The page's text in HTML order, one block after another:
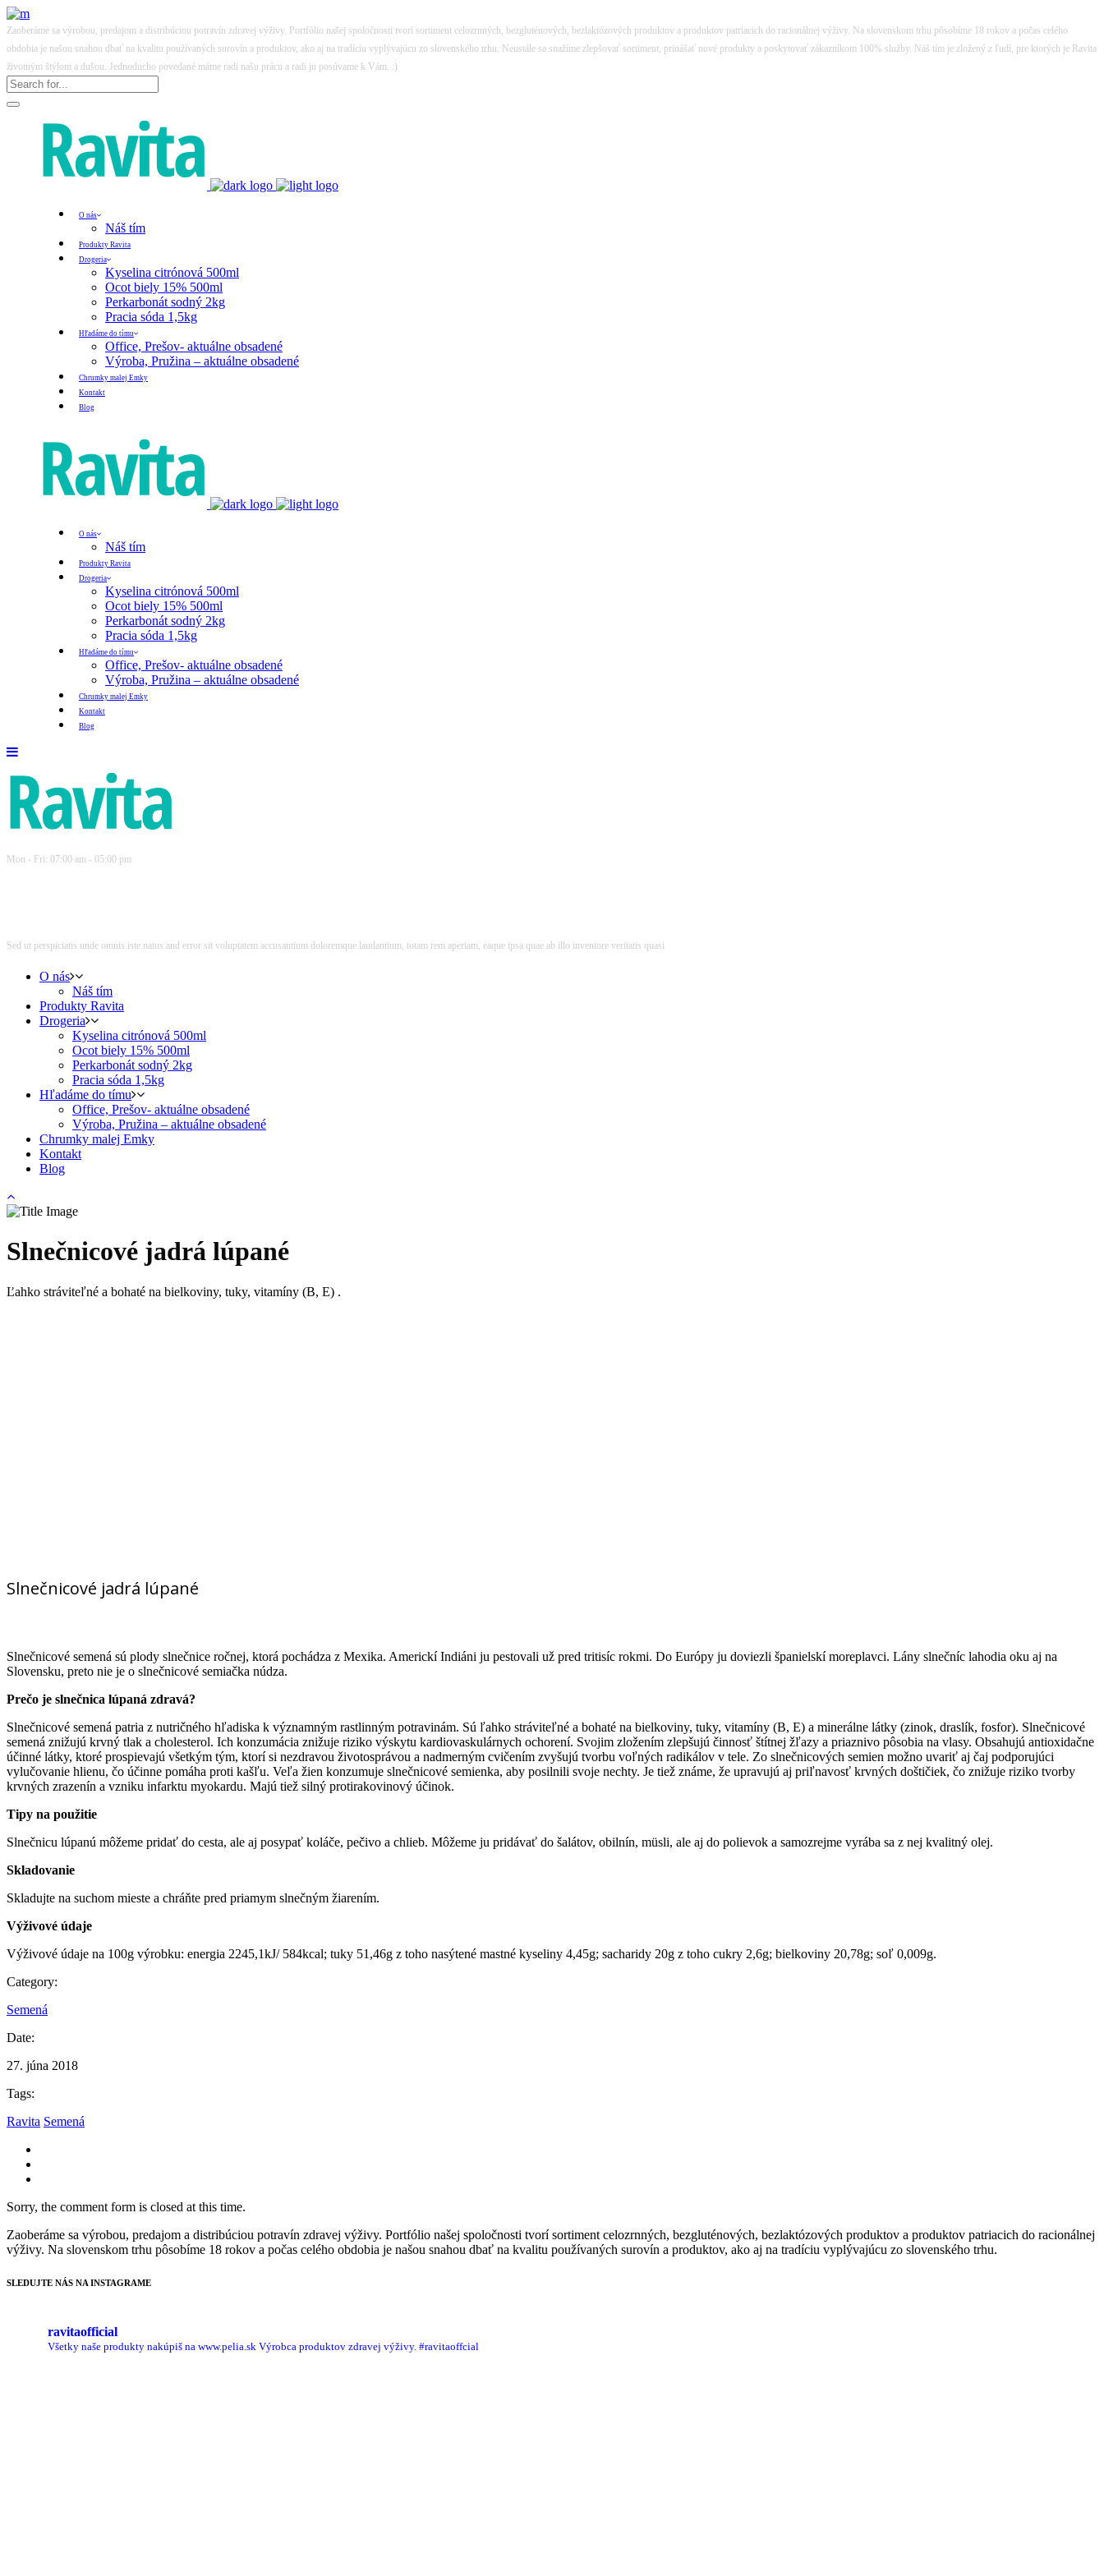
Zaoberáme sa výrobou, predajom a distribúciou potravín zdravej výživy. Portfólio našej spoločnosti tvorí sortiment celozrnných, bezgluténových, bezlaktózových produktov a produktov patriacich do racionálnej výživy. Na slovenskom trhu pôsobíme 18 rokov a počas celého
obdobia je našou snahou dbať na kvalitu používaných surovín a produktov, ako aj na tradíciu vyplývajúcu zo slovenského trhu. Neustále sa snažíme zlepšovať sortiment, prinášať nové produkty a poskytovať zákazníkom 100% služby. Náš tím je zložený z ľudí, pre ktorých je Ravita
životným štýlom a dušou. Jednoducho povedané máme radi našu prácu a radi ju posúvame k Vám. :)
O nás
Náš tím
Produkty Ravita
Drogeria
Kyselina citrónová 500ml
Ocot biely 15% 500ml
Perkarbonát sodný 2kg
Pracia sóda 1,5kg
Hľadáme do tímu
Office, Prešov- aktuálne obsadené
Výroba, Pružina – aktuálne obsadené
Chrumky malej Emky
Kontakt
Blog
O nás
Náš tím
Produkty Ravita
Drogeria
Kyselina citrónová 500ml
Ocot biely 15% 500ml
Perkarbonát sodný 2kg
Pracia sóda 1,5kg
Hľadáme do tímu
Office, Prešov- aktuálne obsadené
Výroba, Pružina – aktuálne obsadené
Chrumky malej Emky
Kontakt
Blog
Mon - Fri: 07:00 am - 05:00 pm
Sed ut perspiciatis unde omnis iste natus and error sit voluptatem accusantium doloremque laudantium, totam rem aperiam, eaque ipsa quae ab illo inventore veritatis quasi
O nás
Náš tím
Produkty Ravita
Drogeria
Kyselina citrónová 500ml
Ocot biely 15% 500ml
Perkarbonát sodný 2kg
Pracia sóda 1,5kg
Hľadáme do tímu
Office, Prešov- aktuálne obsadené
Výroba, Pružina – aktuálne obsadené
Chrumky malej Emky
Kontakt
Blog
Slnečnicové jadrá lúpané
Ľahko stráviteľné a bohaté na bielkoviny, tuky, vitamíny (B, E) .
Slnečnicové jadrá lúpané
Slnečnicové semená sú plody slnečnice ročnej, ktorá pochádza z Mexika. Americkí Indiáni ju pestovali už pred tritisíc rokmi. Do Európy ju doviezli španielskí moreplavci. Lány slnečníc lahodia oku aj na
Slovensku, preto nie je o slnečnicové semiačka núdza.
Prečo je slnečnica lúpaná zdravá?
Slnečnicové semená patria z nutričného hľadiska k významným rastlinným potravinám. Sú ľahko stráviteľné a bohaté na bielkoviny, tuky, vitamíny (B, E) a minerálne látky (zinok, draslík, fosfor). Slnečnicové
semená znižujú krvný tlak a cholesterol. Ich konzumácia znižuje riziko výskytu kardiovaskulárnych ochorení. Svojim zložením zlepšujú činnosť štítnej žľazy a priaznivo pôsobia na vlasy. Obsahujú antioxidačne
účinné látky, ktoré prospievajú všetkým tým, ktorí si nezdravou životosprávou a nadmerným cvičením zvyšujú tvorbu voľných radikálov v tele. Zo slnečnicových semien možno uvariť aj čaj podporujúci
vylučovanie hlienu, čo účinne pomáha proti kašľu. Veľa žien konzumuje slnečnicové semienka, aby posilnili svoje nechty. Je tiež známe, že upravujú aj priľnavosť krvných doštičiek, čo znižuje riziko tvorby
krvných zrazenín a vzniku infarktu myokardu. Majú tiež silný protirakovinový účinok.
Tipy na použitie
Slnečnicu lúpanú môžeme pridať do cesta, ale aj posypať koláče, pečivo a chlieb. Môžeme ju pridávať do šalátov, obilnín, müsli, ale aj do polievok a samozrejme vyrába sa z nej kvalitný olej.
Skladovanie
Skladujte na suchom mieste a chráňte pred priamym slnečným žiarením.
Výživové údaje
Výživové údaje na 100g výrobku: energia 2245,1kJ/ 584kcal; tuky 51,46g z toho nasýtené mastné kyseliny 4,45g; sacharidy 20g z toho cukry 2,6g; bielkoviny 20,78g; soľ 0,009g.
Category:
Semená
Date:
27. júna 2018
Tags:
Ravita Semená
Sorry, the comment form is closed at this time.
Zaoberáme sa výrobou, predajom a distribúciou potravín zdravej výživy. Portfólio našej spoločnosti tvorí sortiment celozrnných, bezgluténových, bezlaktózových produktov a produktov patriacich do racionálnej
výživy. Na slovenskom trhu pôsobíme 18 rokov a počas celého obdobia je našou snahou dbať na kvalitu používaných surovín a produktov, ako aj na tradíciu vyplývajúcu zo slovenského trhu.
SLEDUJTE NÁS NA INSTAGRAME
ravitaofficial
Všetky naše produkty nakúpiš na www.pelia.sk Výrobca produktov zdravej výživy. #ravitaoffcial